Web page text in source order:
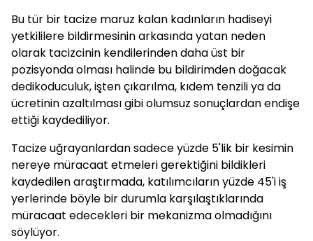
Bu tür bir tacize maruz kalan kadınların hadiseyi
yetkililere bildirmesinin arkasında yatan neden
olarak tacizcinin kendilerinden daha üst bir
pozisyonda olması halinde bu bildirimden doğacak
dedikoduculuk, işten çıkarılma, kıdem tenzili ya da
ücretinin azaltılması gibi olumsuz sonuçlardan endişe
ettiği kaydediliyor.
Tacize uğrayanlardan sadece yüzde 5'lik bir kesimin
nereye müracaat etmeleri gerektiğini bildikleri
kaydedilen araştırmada, katılımcıların yüzde 45'i iş
yerlerinde böyle bir durumla karşılaştıklarında
müracaat edecekleri bir mekanizma olmadığını
söylüyor.